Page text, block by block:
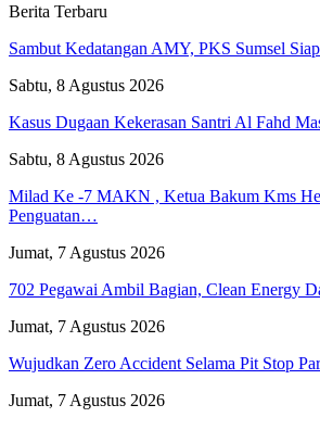
Berita Terbaru
Sambut Kedatangan AMY, PKS Sumsel
Sabtu, 8 Agustus 2026
Kasus Dugaan Kekerasan Santri Al Fahd
Sabtu, 8 Agustus 2026
Milad Ke -7 MAKN , Ketua Bakum Kms
Penguatan…
Jumat, 7 Agustus 2026
702 Pegawai Ambil Bagian, Clean Energy
Jumat, 7 Agustus 2026
Wujudkan Zero Accident Selama Pit Stop
Jumat, 7 Agustus 2026